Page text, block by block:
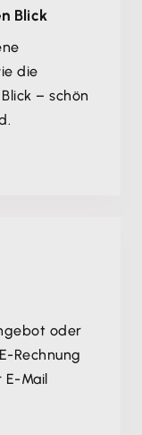
Blick
die
– schön
oder
Rechnung
E-Mail